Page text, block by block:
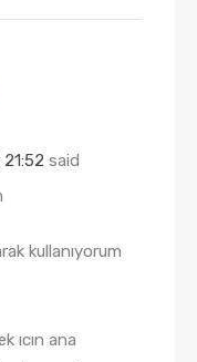
said
kullanıyorum
ıcın ana